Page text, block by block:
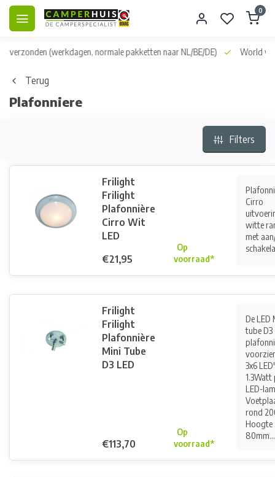
0
verzonden (werkdagen, normale pakketten naar NL/BE/DE) World
Terug
Plafonniere
Filters
Frilight
Frilight
Plafonnière
Cirro Wit
LED
€21,95
Op
voorraad*
Cirro
witte
met
Frilight
Frilight
Plafonnière
Mini Tube
D3 LED
€113,70
Op
voorraad*
De LED
tube D3
3x6
1.3Watt
LED-
rond
Hoogte